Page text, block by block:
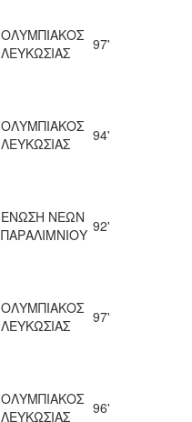
ΟΛΥΜΠΙΑΚΟΣ
ΛΕΥΚΩΣΙΑΣ
97'
ΟΛΥΜΠΙΑΚΟΣ
ΛΕΥΚΩΣΙΑΣ
94'
ΕΝΩΣΗ ΝΕΩΝ
ΠΑΡΑΛΙΜΝΙΟΥ 92'
ΟΛΥΜΠΙΑΚΟΣ
ΛΕΥΚΩΣΙΑΣ
97'
ΟΛΥΜΠΙΑΚΟΣ
ΛΕΥΚΩΣΙΑΣ
96'